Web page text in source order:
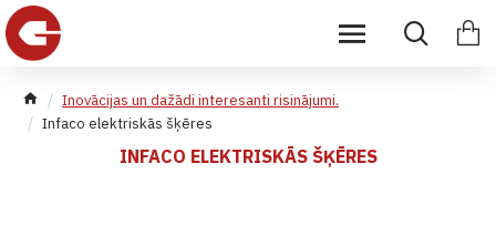
Inovācijas un dažādi interesanti risinājumi.
Infaco elektriskās šķēres
INFACO ELEKTRISKĀS ŠĶĒRES